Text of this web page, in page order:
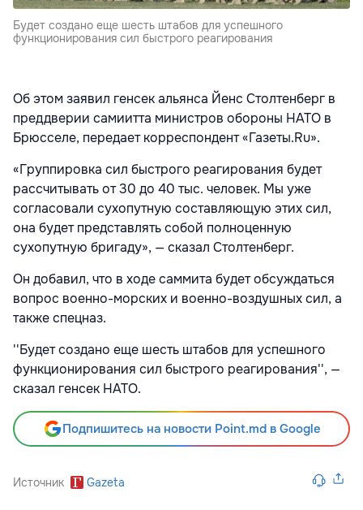
Будет создано еще шесть штабов для успешного
функционирования сил быстрого реагирования
Об этом заявил генсек альянса Йенс Столтенберг в
преддверии самиитта министров обороны НАТО в
Брюсселе, передает корреспондент «Газеты.Ru».
«Группировка сил быстрого реагирования будет
рассчитывать от 30 до 40 тыс. человек. Мы уже
согласовали сухопутную составляющую этих сил,
она будет представлять собой полноценную
сухопутную бригаду», — сказал Столтенберг.
Он добавил, что в ходе саммита будет обсуждаться
вопрос военно-морских и военно-воздушных сил, а
также спецназ.
''Будет создано еще шесть штабов для успешного
функционирования сил быстрого реагирования'', —
сказал генсек НАТО.
Подпишитесь на новости Point.md в Google
Источник Gazeta